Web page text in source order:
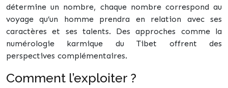
détermine un nombre, chaque nombre correspond au
voyage qu’un homme prendra en relation avec ses
caractères et ses talents. Des approches comme la
numérologie karmique du Tibet offrent des
perspectives complémentaires.
Comment l’exploiter ?